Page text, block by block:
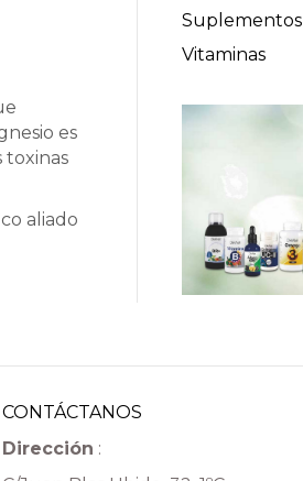
es
toxinas
aliado
Suplementos
Vitaminas
CONTÁCTANOS
Dirección :